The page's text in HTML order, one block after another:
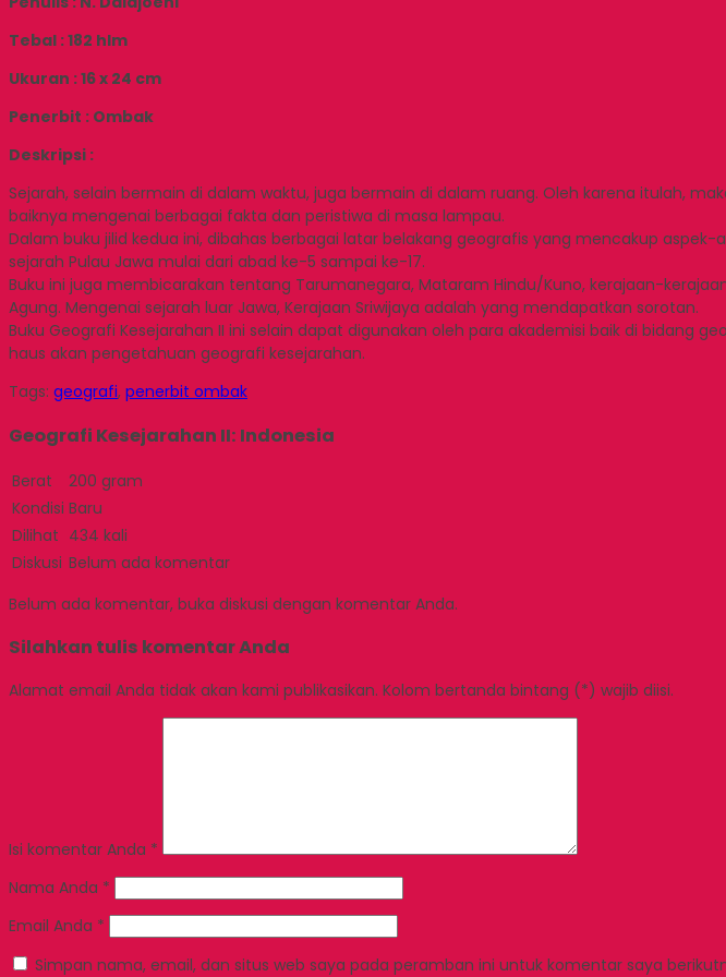
Tebal : 182 hlm
Ukuran : 16 x 24 cm
Penerbit : Ombak
Deskripsi :
Sejarah, selain bermain di dalam waktu, juga bermain di dalam ruang. Oleh karena itulah,
baiknya mengenai berbagai fakta dan peristiwa di masa lampau.
Dalam buku jilid kedua ini, dibahas berbagai latar belakang geografis yang mencakup
sejarah Pulau Jawa mulai dari abad ke-5 sampai ke-17.
Buku ini juga membicarakan tentang Tarumanegara, Mataram Hindu/Kuno, kerajaan-
Agung. Mengenai sejarah luar Jawa, Kerajaan Sriwijaya adalah yang mendapatkan sorotan.
Buku Geografi Kesejarahan II ini selain dapat digunakan oleh para akademisi baik di bidang
haus akan pengetahuan geografi kesejarahan.
Tags: geografi, penerbit ombak
Geografi Kesejarahan II: Indonesia
Berat
200 gram
Kondisi Baru
Dilihat 434 kali
Diskusi Belum ada komentar
Belum ada komentar, buka diskusi dengan komentar Anda.
Silahkan tulis komentar Anda
Alamat email Anda tidak akan kami publikasikan. Kolom bertanda bintang (*) wajib diisi.
Isi komentar Anda *
Nama Anda *
Email Anda *
Simpan nama, email, dan situs web saya pada peramban ini untuk komentar saya